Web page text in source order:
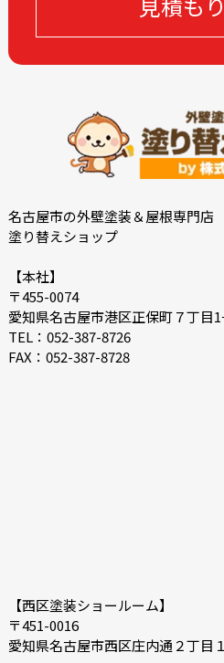
2022-09
2022-07
2022-03
2021-09
2021-02
2020-11
2020-08
2018-10
名古屋市の外壁塗装＆屋根専門店
塗り替えショップ
【本社】
〒455-0074
愛知県名古屋市港区正保町７丁目
TEL：052-387-8726
FAX：052-387-8728
【西区塗装ショールーム】
〒451-0016
愛知県名古屋市西区庄内通２丁目